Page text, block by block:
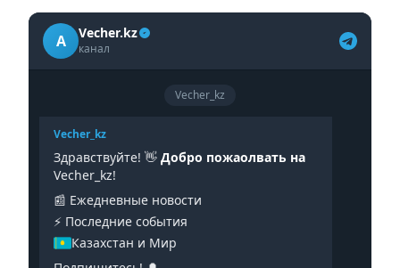
A Vecher.kz
канал
Vecher_kz
Vecher_kz
Здравствуйте! 👋 Добро пожаолвать на
Vecher_kz!
📰 Ежедневные новости
⚡️ Последние события
Казахстан и Мир